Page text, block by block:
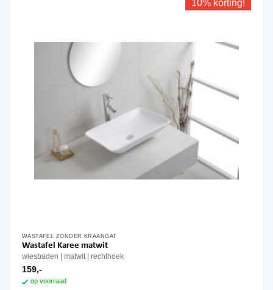
10% korting!
WASTAFEL ZONDER KRAANGAT
Wastafel Karee matwit
wiesbaden matwit rechthoek
159,-
op voorraad